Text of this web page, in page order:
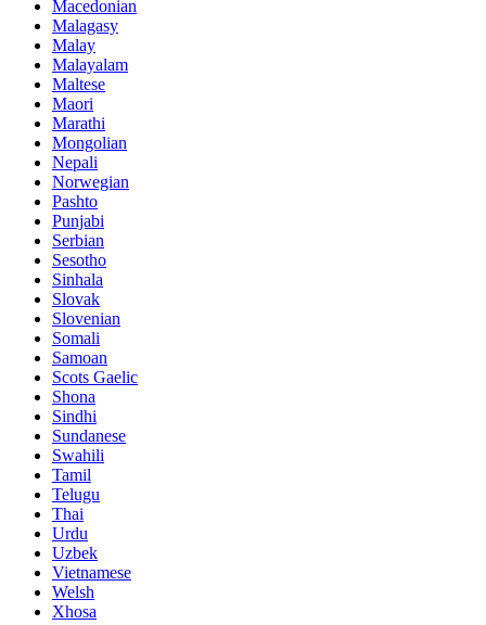
Macedonian
Malagasy
Malay
Malayalam
Maltese
Maori
Marathi
Mongolian
Nepali
Norwegian
Pashto
Punjabi
Serbian
Sesotho
Sinhala
Slovak
Slovenian
Somali
Samoan
Scots Gaelic
Shona
Sindhi
Sundanese
Swahili
Tamil
Telugu
Thai
Urdu
Uzbek
Vietnamese
Welsh
Xhosa